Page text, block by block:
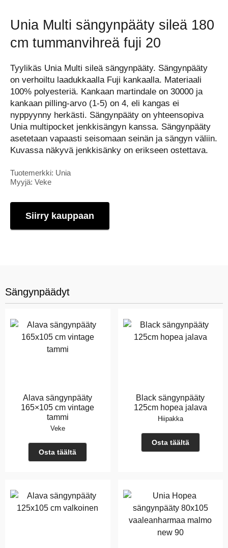
Unia Multi sängynpääty sileä 180
cm tummanvihreä fuji 20
Tyylikäs Unia Multi sileä sängynpääty. Sängynpääty
on verhoiltu laadukkaalla Fuji kankaalla. Materiaali
100% polyesteriä. Kankaan martindale on 30000 ja
kankaan pilling-arvo (1-5) on 4, eli kangas ei
nyppyynny herkästi. Sängynpääty on yhteensopiva
Unia multipocket jenkkisängyn kanssa. Sängynpääty
asetetaan vapaasti seisomaan seinän ja sängyn väliin.
Kuvassa näkyvä jenkkisänky on erikseen ostettava.
Tuotemerkki: Unia
Myyjä: Veke
Siirry kauppaan
Sängynpäädyt
Alava sängynpääty
165×105 cm vintage
tammi
Veke
Osta täältä
Black sängynpääty
125cm hopea jalava
Hiipakka
Osta täältä